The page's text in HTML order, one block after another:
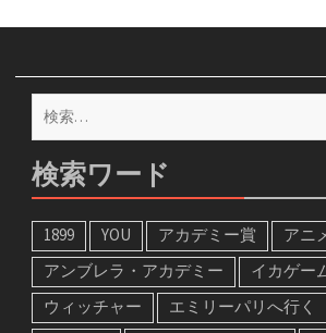
検
索:
検索ワード
1899 YOU アカデミー賞 アニ
アンブレラ・アカデミー
イカゲー
ウィッチャー
エミリーパリへ行く